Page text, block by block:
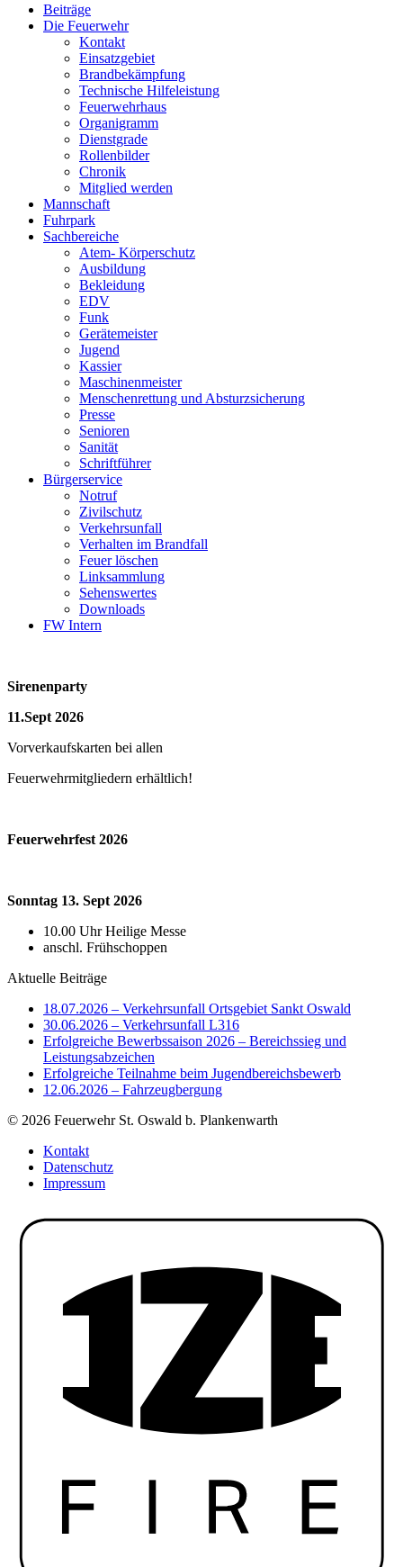
Beiträge
Die Feuerwehr
Kontakt
Einsatzgebiet
Brandbekämpfung
Technische Hilfeleistung
Feuerwehrhaus
Organigramm
Dienstgrade
Rollenbilder
Chronik
Mitglied werden
Mannschaft
Fuhrpark
Sachbereiche
Atem- Körperschutz
Ausbildung
Bekleidung
EDV
Funk
Gerätemeister
Jugend
Kassier
Maschinenmeister
Menschenrettung und Absturzsicherung
Presse
Senioren
Sanität
Schriftführer
Bürgerservice
Notruf
Zivilschutz
Verkehrsunfall
Verhalten im Brandfall
Feuer löschen
Linksammlung
Sehenswertes
Downloads
FW Intern
Sirenenparty
11.Sept 2026
Vorverkaufskarten bei allen
Feuerwehrmitgliedern erhältlich!
Feuerwehrfest 2026
Sonntag 13. Sept 2026
10.00 Uhr Heilige Messe
anschl. Frühschoppen
Aktuelle Beiträge
18.07.2026 – Verkehrsunfall Ortsgebiet Sankt Oswald
30.06.2026 – Verkehrsunfall L316
Erfolgreiche Bewerbssaison 2026 – Bereichssieg und
Leistungsabzeichen
Erfolgreiche Teilnahme beim Jugendbereichsbewerb
12.06.2026 – Fahrzeugbergung
© 2026 Feuerwehr St. Oswald b. Plankenwarth
Kontakt
Datenschutz
Impressum